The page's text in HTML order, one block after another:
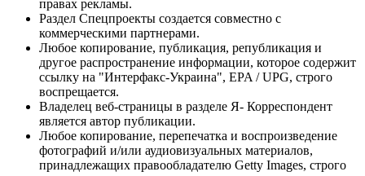
правах рекламы.
Раздел Спецпроекты создается совместно с
коммерческими партнерами.
Любое копирование, публикация, републикация и
другое распространение информации, которое содержит
ссылку на "Интерфакс-Украина", EPA / UPG, строго
воспрещается.
Владелец веб-страницы в разделе Я- Корреспондент
является автор публикации.
Любое копирование, перепечатка и воспроизведение
фотографий и/или аудиовизуальных материалов,
принадлежащих правообладателю Getty Images, строго